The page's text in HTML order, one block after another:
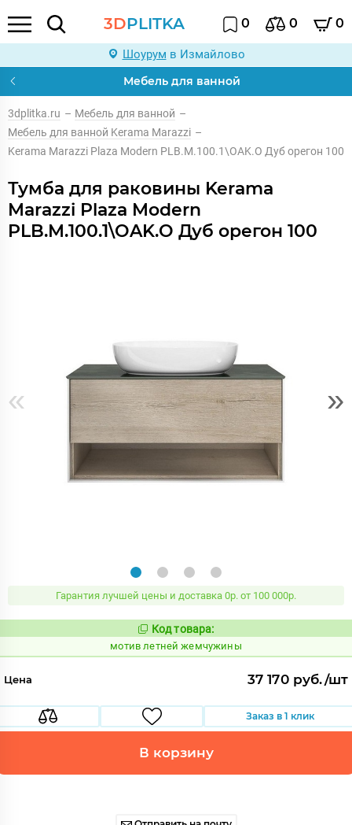
3DPLITKA 0 0 0
Шоурум в Измайлово
Мебель для ванной
3dplitka.ru – Мебель для ванной –
Мебель для ванной Kerama Marazzi –
Kerama Marazzi Plaza Modern PLB.M.100.1\OAK.O Дуб орегон 100
Тумба для раковины Kerama
Marazzi Plaza Modern
PLB.M.100.1\OAK.O Дуб орегон 100
« »
Гарантия лучшей цены и доставка 0р. от 100 000р.
Код:
1037151
Код товара:
мотив летней жемчужины
Цена 37 170 руб./шт
Заказ в 1 клик
В корзину